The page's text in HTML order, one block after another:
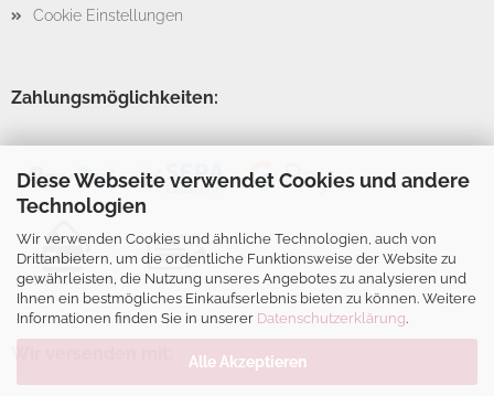
Diese Webseite verwendet Cookies und andere
Technologien
Wir verwenden Cookies und ähnliche Technologien, auch von
Drittanbietern, um die ordentliche Funktionsweise der Website zu
gewährleisten, die Nutzung unseres Angebotes zu analysieren und
Ihnen ein bestmögliches Einkaufserlebnis bieten zu können. Weitere
Informationen finden Sie in unserer Datenschutzerklärung.
Alle Akzeptieren
Cookie Einstellungen
Zahlungsmöglichkeiten: